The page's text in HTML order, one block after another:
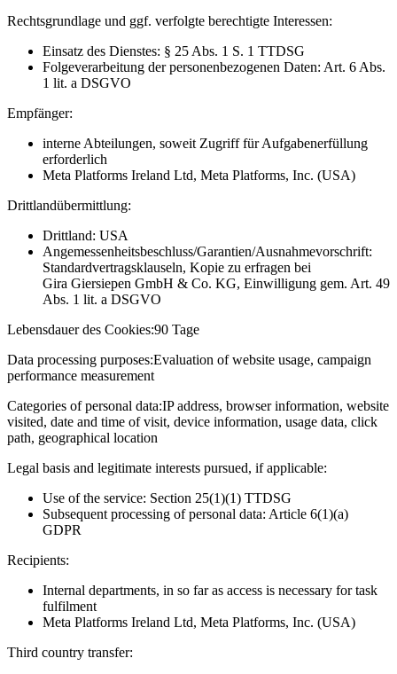
Rechtsgrundlage und ggf. verfolgte berechtigte Interessen:
Einsatz des Dienstes: § 25 Abs. 1 S. 1 TTDSG
Folgeverarbeitung der personenbezogenen Daten: Art. 6 Abs.
1 lit. a DSGVO
Empfänger:
interne Abteilungen, soweit Zugriff für Aufgabenerfüllung
erforderlich
Meta Platforms Ireland Ltd, Meta Platforms, Inc. (USA)
Drittlandübermittlung:
Drittland: USA
Angemessenheitsbeschluss/Garantien/Ausnahmevorschrift:
Standardvertragsklauseln, Kopie zu erfragen bei
Gira Giersiepen GmbH & Co. KG, Einwilligung gem. Art. 49
Abs. 1 lit. a DSGVO
Lebensdauer des Cookies:90 Tage
Data processing purposes:Evaluation of website usage, campaign
performance measurement
Categories of personal data:IP address, browser information, website
visited, date and time of visit, device information, usage data, click
path, geographical location
Legal basis and legitimate interests pursued, if applicable:
Use of the service: Section 25(1)(1) TTDSG
Subsequent processing of personal data: Article 6(1)(a)
GDPR
Recipients:
Internal departments, in so far as access is necessary for task
fulfilment
Meta Platforms Ireland Ltd, Meta Platforms, Inc. (USA)
Third country transfer: